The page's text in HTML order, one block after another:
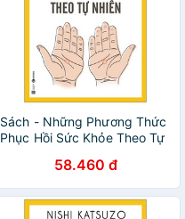
Sách - Những Phương Thức
Phục Hồi Sức Khỏe Theo Tự
58.460 đ